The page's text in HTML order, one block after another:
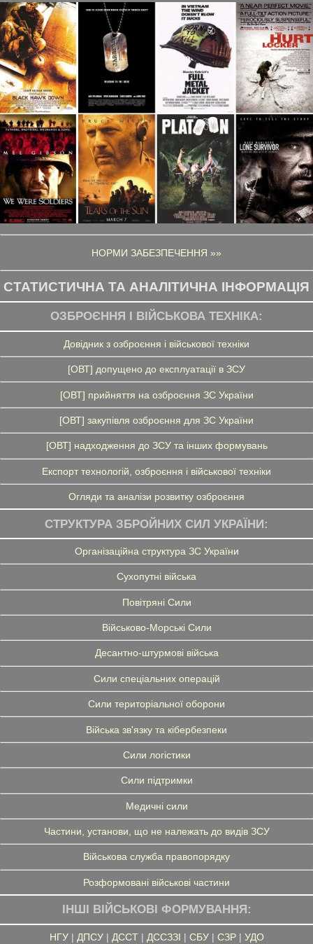
НОРМИ ЗАБЕЗПЕЧЕННЯ »»
СТАТИСТИЧНА ТА АНАЛІТИЧНА ІНФОРМАЦІЯ
ОЗБРОЄННЯ І ВІЙСЬКОВА ТЕХНІКА:
Довідник з озброєння і військової техніки
[ОВТ] допущено до експлуатації в ЗСУ
[ОВТ] прийняття на озброєння ЗС України
[ОВТ] закупівля озброєння для ЗС України
[ОВТ] надходження до ЗСУ та інших формувань
Експорт технологій, озброєння і військової техніки
Огляди та аналізи розвитку озброєння
СТРУКТУРА ЗБРОЙНИХ СИЛ УКРАЇНИ:
Організаційна структура ЗС України
Сухопутні війська
Повітряні Сили
Військово-Морські Сили
Десантно-штурмові війська
Сили спеціальних операцій
Сили територіальної оборони
Війська зв'язку та кібербезпеки
Сили логістики
Сили підтримки
Медичні сили
Частини, установи, що не належать до видів ЗСУ
Військова служба правопорядку
Розформовані військові частини
ІНШІ ВІЙСЬКОВІ ФОРМУВАННЯ:
НГУ| ДПСУ| ДССТ| ДССЗЗІ | СБУ| СЗР| УДО